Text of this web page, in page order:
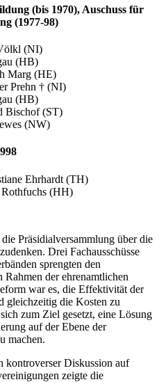
(bis 1970), Auschuss für
(1977-98)
(NI)
(HB)
Marg (HE)
Prehn † (NI)
(HB)
Bischof (ST)
(NW)
Ehrhardt (TH)
(HH)
Präsidialversammlung über die
Drei Fachausschüsse
sprengten den
der ehrenamtlichen
war es, die Effektivität der
gleichzeitig die Kosten zu
zum Ziel gesetzt, eine Lösung
auf der Ebene der
machen.
kontroverser Diskussion auf
zeigte die